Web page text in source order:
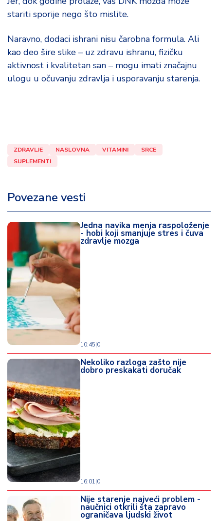
stariti sporije nego što mislite.
Naravno, dodaci ishrani nisu čarobna formula. Ali
kao deo šire slike – uz zdravu ishranu, fizičku
aktivnost i kvalitetan san – mogu imati značajnu
ulogu u očuvanju zdravlja i usporavanju starenja.
ZDRAVLJE NASLOVNA VITAMINI
SRCE
SUPLEMENTI
Povezane vesti
Jedna navika menja raspoloženje
- hobi koji smanjuje stres i čuva
zdravlje mozga
10:45|0
Nekoliko razloga zašto nije
dobro preskakati doručak
16:01|0
Nije starenje najveći problem -
naučnici otkrili šta zapravo
ograničava ljudski život